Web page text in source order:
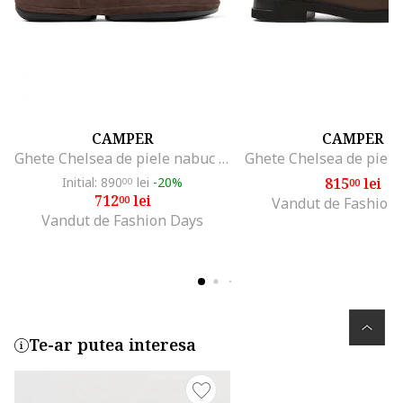
CAMPER
Ghete Chelsea de piele nabuc cu segmente din material textil Right Nina 1315, Maro inchis
Initial: 89000 lei -20%
71200lei
Vandut de Fashion Days
CAMPER
81500lei
Vandut de Fashion
Te-ar putea interesa